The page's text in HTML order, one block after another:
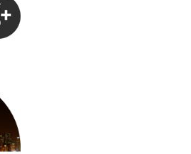
All Rights Reserved.